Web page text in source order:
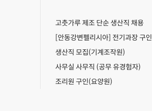
고춧가루 제조 단순 생산직 채용
[안동강변펠리시아] 전기과장 구인
생산직 모집(기계조작원)
사무실 사무직 (공무 유경험자)
조리원 구인(요양원)